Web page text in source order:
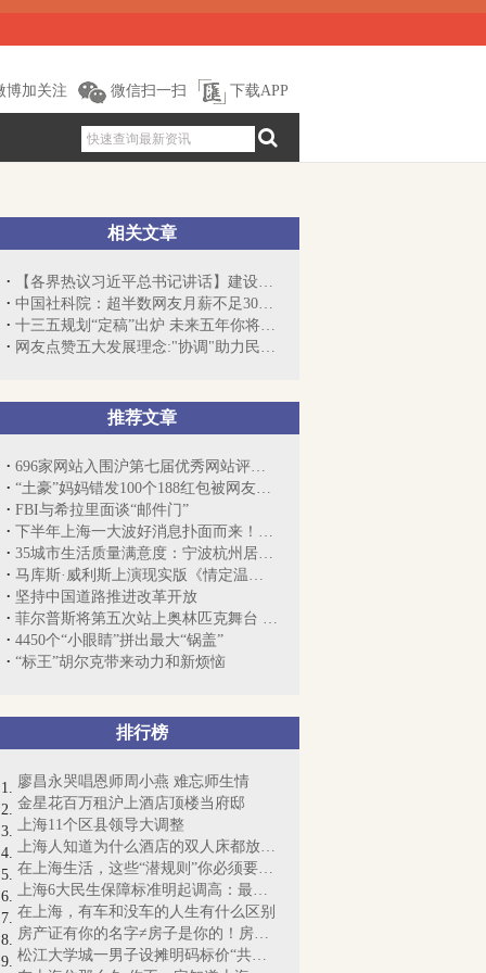
博加关注 微信扫一扫 下载APP
相关文章
【各界热议习近平总书记讲话】建设网络强...
中国社科院：超半数网友月薪不足3000元
十三五规划“定稿”出炉 未来五年你将领...
网友点赞五大发展理念:"协调"助力民众获...
推荐文章
696家网站入围沪第七届优秀网站评选 今起...
“土豪”妈妈错发100个188红包被网友及时...
FBI与希拉里面谈“邮件门”
下半年上海一大波好消息扑面而来！和每个...
35城市生活质量满意度：宁波杭州居首 上...
马库斯·威利斯上演现实版《情定温布尔登》
坚持中国道路推进改革开放
菲尔普斯将第五次站上奥林匹克舞台 续写...
4450个“小眼睛”拼出最大“锅盖”
“标王”胡尔克带来动力和新烦恼
排行榜
廖昌永哭唱恩师周小燕 难忘师生情
金星花百万租沪上酒店顶楼当府邸
上海11个区县领导大调整
上海人知道为什么酒店的双人床都放4个枕...
在上海生活，这些“潜规则”你必须要懂！
上海6大民生保障标准明起调高：最低工资...
在上海，有车和没车的人生有什么区别
房产证有你的名字≠房子是你的！房产证即...
松江大学城一男子设摊明码标价“共享女友...